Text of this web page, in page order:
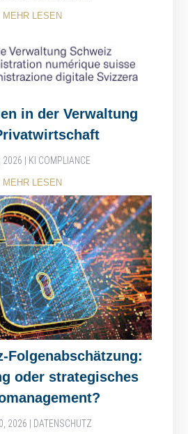
MEHR LESEN
in der Verwaltung
2026 KI COMPLIANCE
MEHR LESEN
Folgenabschätzung:
oder strategisches
2026 DATENSCHUTZ